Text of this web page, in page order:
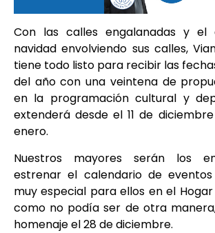
Con las calles engalanadas y
navidad envolviendo sus calles,
tiene todo listo para recibir las
del año con una veintena de
en la programación cultural y
extenderá desde el 11 de
enero.
Nuestros mayores serán los
estrenar el calendario de
muy especial para ellos en el
como no podía ser de otra
homenaje el 28 de diciembre.